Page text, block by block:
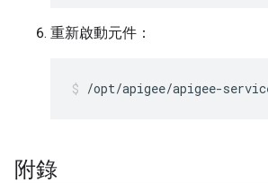
重新啟動元件：
/opt/apigee/apigee-
附錄